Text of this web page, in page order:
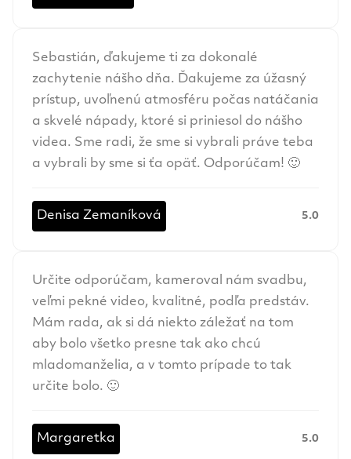
Sebastián, ďakujeme ti za dokonalé
zachytenie nášho dňa. Ďakujeme za úžasný
prístup, uvoľnenú atmosféru počas natáčania
a skvelé nápady, ktoré si priniesol do nášho
videa. Sme radi, že sme si vybrali práve teba
a vybrali by sme si ťa opäť. Odporúčam! 🙂
Denisa Zemaníková 5.0
Určite odporúčam, kameroval nám svadbu,
veľmi pekné video, kvalitné, podľa predstáv.
Mám rada, ak si dá niekto záležať na tom
aby bolo všetko presne tak ako chcú
mladomanželia, a v tomto prípade to tak
určite bolo. 🙂
Margaretka 5.0